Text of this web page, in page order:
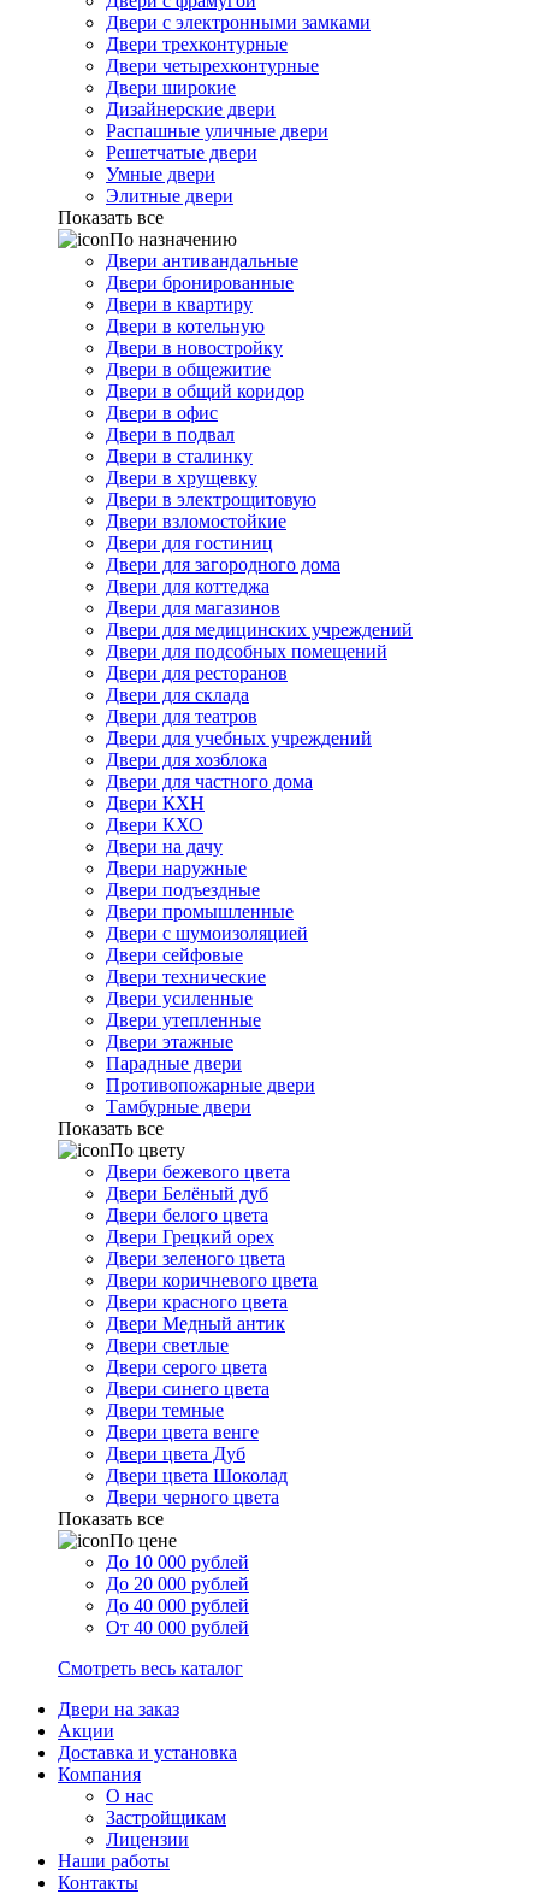
Двери с электронными замками
Двери трехконтурные
Двери четырехконтурные
Двери широкие
Дизайнерские двери
Распашные уличные двери
Решетчатые двери
Умные двери
Элитные двери
Показать все
По назначению
Двери антивандальные
Двери бронированные
Двери в квартиру
Двери в котельную
Двери в новостройку
Двери в общежитие
Двери в общий коридор
Двери в офис
Двери в подвал
Двери в сталинку
Двери в хрущевку
Двери в электрощитовую
Двери взломостойкие
Двери для гостиниц
Двери для загородного дома
Двери для коттеджа
Двери для магазинов
Двери для медицинских учреждений
Двери для подсобных помещений
Двери для ресторанов
Двери для склада
Двери для театров
Двери для учебных учреждений
Двери для хозблока
Двери для частного дома
Двери КХН
Двери КХО
Двери на дачу
Двери наружные
Двери подъездные
Двери промышленные
Двери с шумоизоляцией
Двери сейфовые
Двери технические
Двери усиленные
Двери утепленные
Двери этажные
Парадные двери
Противопожарные двери
Тамбурные двери
Показать все
По цвету
Двери бежевого цвета
Двери Белёный дуб
Двери белого цвета
Двери Грецкий орех
Двери зеленого цвета
Двери коричневого цвета
Двери красного цвета
Двери Медный антик
Двери светлые
Двери серого цвета
Двери синего цвета
Двери темные
Двери цвета венге
Двери цвета Дуб
Двери цвета Шоколад
Двери черного цвета
Показать все
По цене
До 10 000 рублей
До 20 000 рублей
До 40 000 рублей
От 40 000 рублей
Смотреть весь каталог
Двери на заказ
Акции
Доставка и установка
Компания
О нас
Застройщикам
Лицензии
Наши работы
Контакты